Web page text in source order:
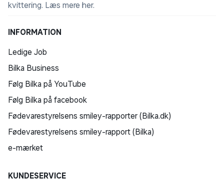
kvittering. Læs mere her.
INFORMATION
Ledige Job
Bilka Business
Følg Bilka på YouTube
Følg Bilka på facebook
Fødevarestyrelsens smiley-rapporter (Bilka.dk)
Fødevarestyrelsens smiley-rapport (Bilka)
e-mærket
KUNDESERVICE